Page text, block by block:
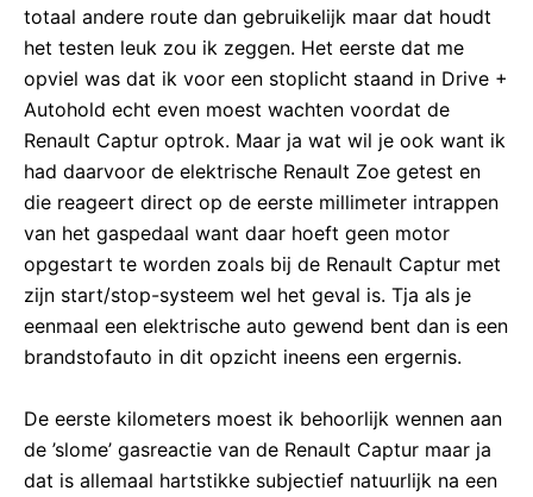
totaal andere route dan gebruikelijk maar dat houdt
het testen leuk zou ik zeggen. Het eerste dat me
opviel was dat ik voor een stoplicht staand in Drive +
Autohold echt even moest wachten voordat de
Renault Captur optrok. Maar ja wat wil je ook want ik
had daarvoor de elektrische Renault Zoe getest en
die reageert direct op de eerste millimeter intrappen
van het gaspedaal want daar hoeft geen motor
opgestart te worden zoals bij de Renault Captur met
zijn start/stop-systeem wel het geval is. Tja als je
eenmaal een elektrische auto gewend bent dan is een
brandstofauto in dit opzicht ineens een ergernis.
De eerste kilometers moest ik behoorlijk wennen aan
de ’slome’ gasreactie van de Renault Captur maar ja
dat is allemaal hartstikke subjectief natuurlijk na een